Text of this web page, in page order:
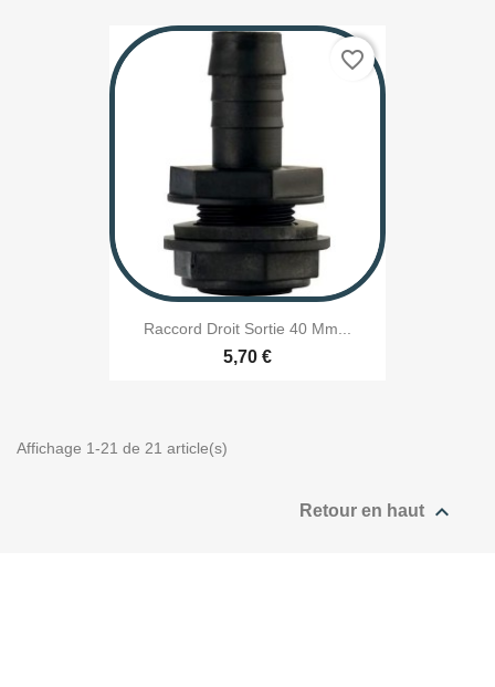
Raccord Droit Sortie 40 Mm...
5,70 €
favorite_border
Affichage 1-21 de 21 article(s)
Retour en haut 